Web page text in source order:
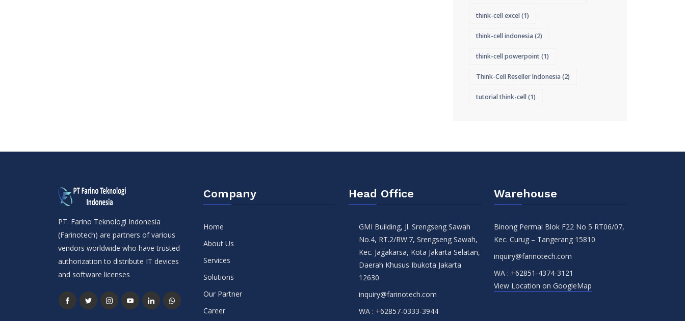
think-cell excel(1)
think-cell indonesia (2)
think-cell powerpoint(1)
Think-Cell Reseller Indonesia (2)
tutorial think-cell(1)
PT. Farino Teknologi Indonesia
(Farinotech) are partners of various
vendors worldwide who have trusted
authorization to distribute IT devices
and software licenses
Company
Home
About Us
Services
Solutions
Our Partner
Career
Head Office
GMI Building, Jl. Srengseng Sawah
No.4, RT.2/RW.7, Srengseng Sawah,
Kec. Jagakarsa, Kota Jakarta Selatan,
Daerah Khusus Ibukota Jakarta
12630
inquiry@farinotech.com
WA : +62857-0333-3944
Warehouse
Binong Permai Blok F22 No 5 RT06/07,
Kec. Curug – Tangerang 15810
inquiry@farinotech.com
WA : +62851-4374-3121
View Location on GoogleMap